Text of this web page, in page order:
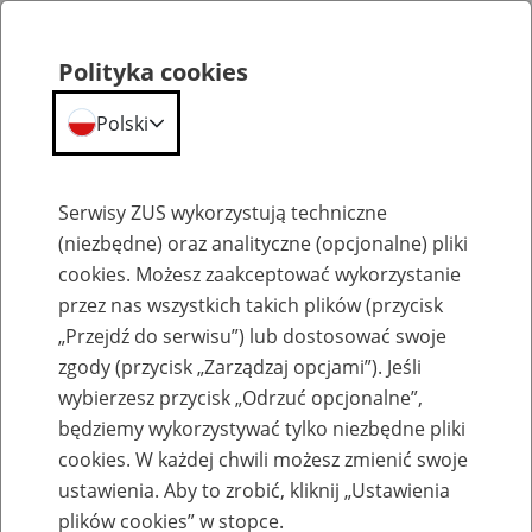
Emerytury
Baza zlikwidowanych lub
przekształconych zakładów pracy
Polityka cookies
Polski
Serwisy ZUS wykorzystują techniczne
(niezbędne) oraz analityczne (opcjonalne) pliki
cookies. Możesz zaakceptować wykorzystanie
przez nas wszystkich takich plików (przycisk
„Przejdź do serwisu”) lub dostosować swoje
zgody (przycisk „Zarządzaj opcjami”). Jeśli
wybierzesz przycisk „Odrzuć opcjonalne”,
będziemy wykorzystywać tylko niezbędne pliki
cookies. W każdej chwili możesz zmienić swoje
ustawienia. Aby to zrobić, kliknij „Ustawienia
plików cookies” w stopce.